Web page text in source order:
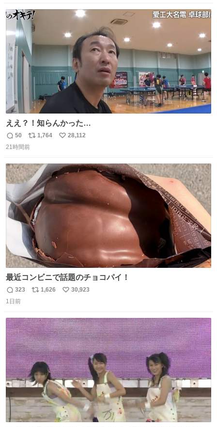
ト
数
ええ？！知らんかった…
返
信
50
リ
ポ
ト
数
1,764
い
数
28,112
21時間前
最近コンビニで話題のチョコパイ！
返
信
323
リ
ト
数
1,626
い
数
30,923
1日前